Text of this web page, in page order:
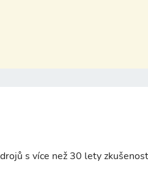
s více než 30 lety